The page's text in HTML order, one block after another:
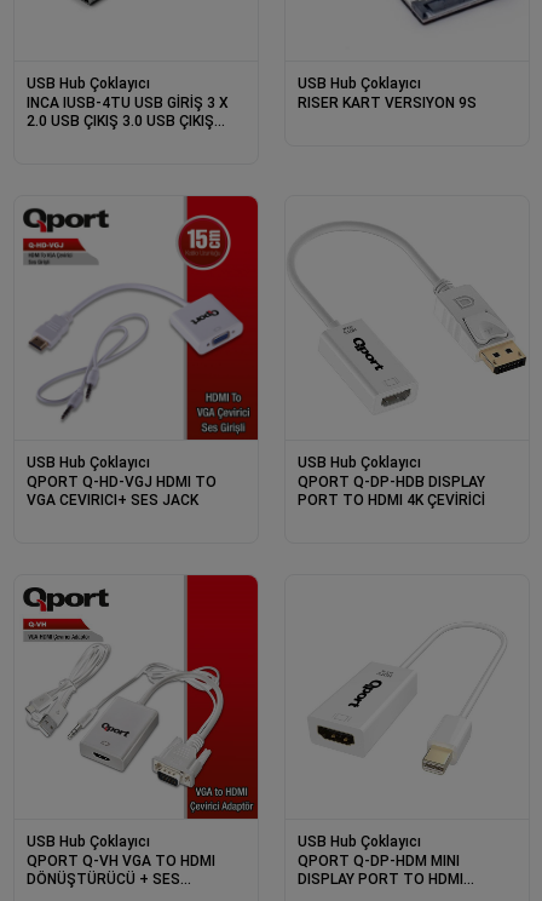
USB Hub Çoklayıcı
INCA IUSB-4TU USB GİRİŞ 3 X
2.0 USB ÇIKIŞ 3.0 USB ÇIKIŞ
USB Hub Çoklayıcı
RISER KART VERSIYON 9S
USB Hub Çoklayıcı
QPORT Q-HD-VGJ HDMI TO
VGA CEVIRICI+ SES JACK
USB Hub Çoklayıcı
QPORT Q-DP-HDB DISPLAY
PORT TO HDMI 4K ÇEVİRİCİ
USB Hub Çoklayıcı
QPORT Q-VH VGA TO HDMI
DÖNÜŞTÜRÜCÜ + SES
USB Hub Çoklayıcı
QPORT Q-DP-HDM MINI
DISPLAY PORT TO HDMI